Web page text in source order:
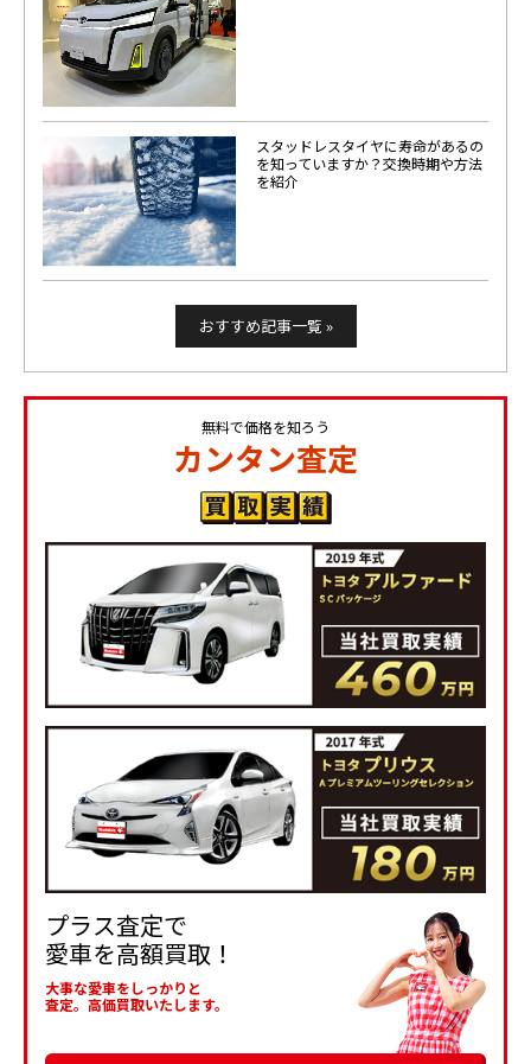
スタッドレスタイヤに寿命があるの
を知っていますか？交換時期や方法
を紹介
おすすめ記事一覧 »
無料で価格を知ろう
カンタン査定
プラス査定で
愛車を高額買取！
大事な愛車をしっかりと
査定。高価買取いたします。